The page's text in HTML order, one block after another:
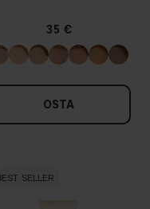
35 €
OSTA
SELLER